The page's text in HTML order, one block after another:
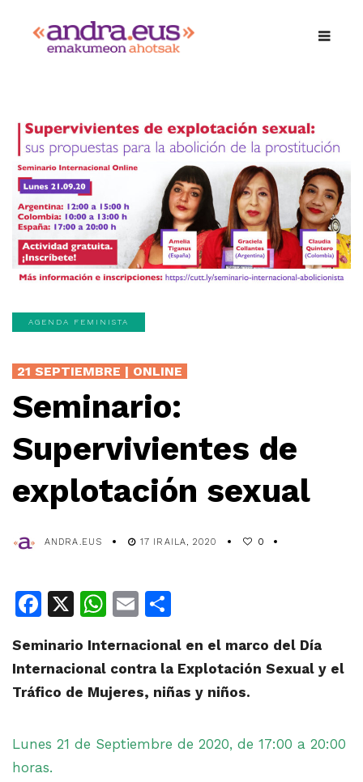
AGENDA FEMINISTA
21 SEPTIEMBRE | ONLINE
Seminario:
Supervivientes de
explotación sexual
ANDRA.EUS 17 IRAILA, 2020 0
Facebook
X WhatsApp
Email
Seminario Internacional en el marco del Día
Internacional contra la Explotación Sexual y el
Tráfico de Mujeres, niñas y niños.
Lunes 21 de Septiembre de 2020, de 17:00 a 20:00
horas.